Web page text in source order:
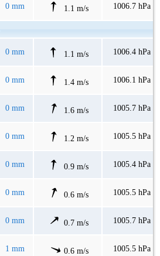
0 mm 1.1 m/s 1006.7 hPa
0 mm 1.1 m/s 1006.4 hPa
0 mm 1.4 m/s 1006.1 hPa
0 mm 1.6 m/s 1005.7 hPa
0 mm 1.2 m/s 1005.5 hPa
0 mm 0.9 m/s 1005.4 hPa
0 mm 0.6 m/s 1005.5 hPa
0 mm 0.7 m/s 1005.7 hPa
1 mm 0.6 m/s 1005.5 hPa